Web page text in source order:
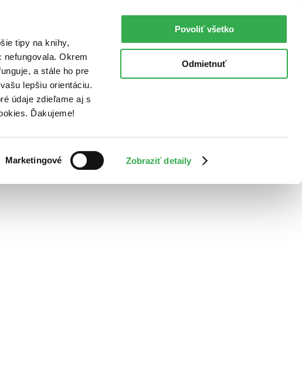
tipy na knihy,
Okrem
a stále ho pre
lepšiu orientáciu.
údaje zdieľame aj s
Ďakujeme!
Marketingové Zobraziť detaily
Povoliť všetko
Odmietnuť